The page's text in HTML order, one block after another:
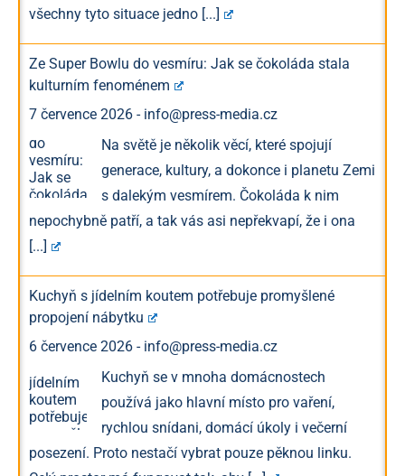
všechny tyto situace jedno [...]
Ze Super Bowlu do vesmíru: Jak se čokoláda stala
kulturním fenoménem
7 července 2026 - info@press-media.cz
Na světě je několik věcí, které spojují
generace, kultury, a dokonce i planetu Zemi
s dalekým vesmírem. Čokoláda k nim
nepochybně patří, a tak vás asi nepřekvapí, že i ona
[...]
Kuchyň s jídelním koutem potřebuje promyšlené
propojení nábytku
6 července 2026 - info@press-media.cz
Kuchyň se v mnoha domácnostech
používá jako hlavní místo pro vaření,
rychlou snídani, domácí úkoly i večerní
posezení. Proto nestačí vybrat pouze pěknou linku.